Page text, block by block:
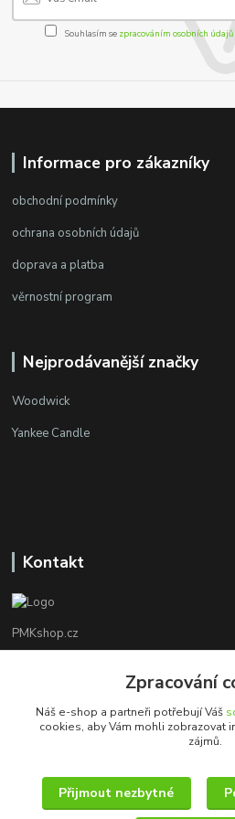
Souhlasím se zpracováním osobních údajů
Informace pro zákazníky
obchodní podmínky
ochrana osobních údajů
doprava a platba
věrnostní program
Nejprodávanější značky
Woodwick
Yankee Candle
Kontakt
PMKshop.cz
+420 728 830 042
info@pmkshop.cz
Zpracování
Náš e-shop a partneři potřebují Váš
cookies, aby Vám mohli zobrazovat
zájmů.
Přijmout nezbytné